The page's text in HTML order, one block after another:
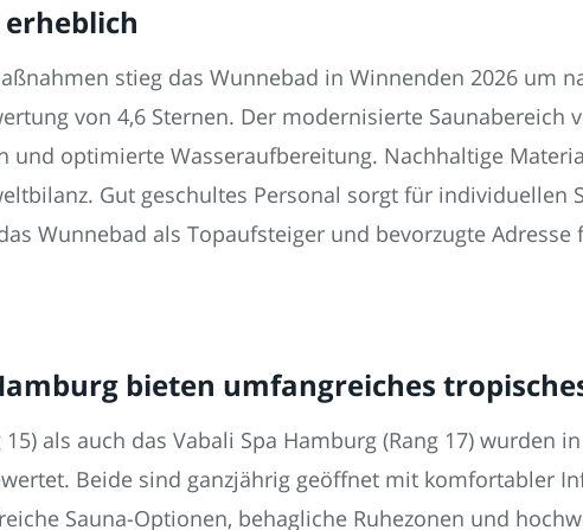
stieg das Wunnebad in Winnenden 2026 um
von 4,6 Sternen. Der modernisierte Saunabereich
und optimierte Wasseraufbereitung. Nachhaltige
Gut geschultes Personal sorgt für individuellen
Wunnebad als Topaufsteiger und bevorzugte
bieten umfangreiches
als auch das Vabali Spa Hamburg (Rang 17) wurden
Beide sind ganzjährig geöffnet mit komfortabler
Sauna-Optionen, behagliche Ruhezonen und